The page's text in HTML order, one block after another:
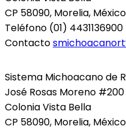
CP 58090, Morelia, México
Teléfono (01) 4431136900
Contacto
Sistema Michoacano de
José Rosas Moreno #200
Colonia Vista Bella
CP 58090, Morelia, México